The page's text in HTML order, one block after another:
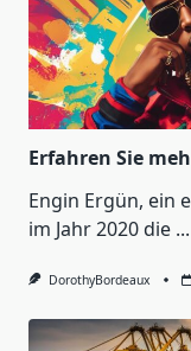
Erfahren Sie
Engin Ergün, ein
im Jahr 2020 die ...
DorothyBordeaux